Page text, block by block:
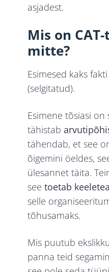
asjadest.
Mis on
mitte?
Esimesed kaks
(selgitatud).
Esimene tõsiasi on
tähistab
tähendab, et see
õigemini öeldes,
ülesannet täita.
seetoetab
selle
tõhusamaks.
Mis puutub
panna teid